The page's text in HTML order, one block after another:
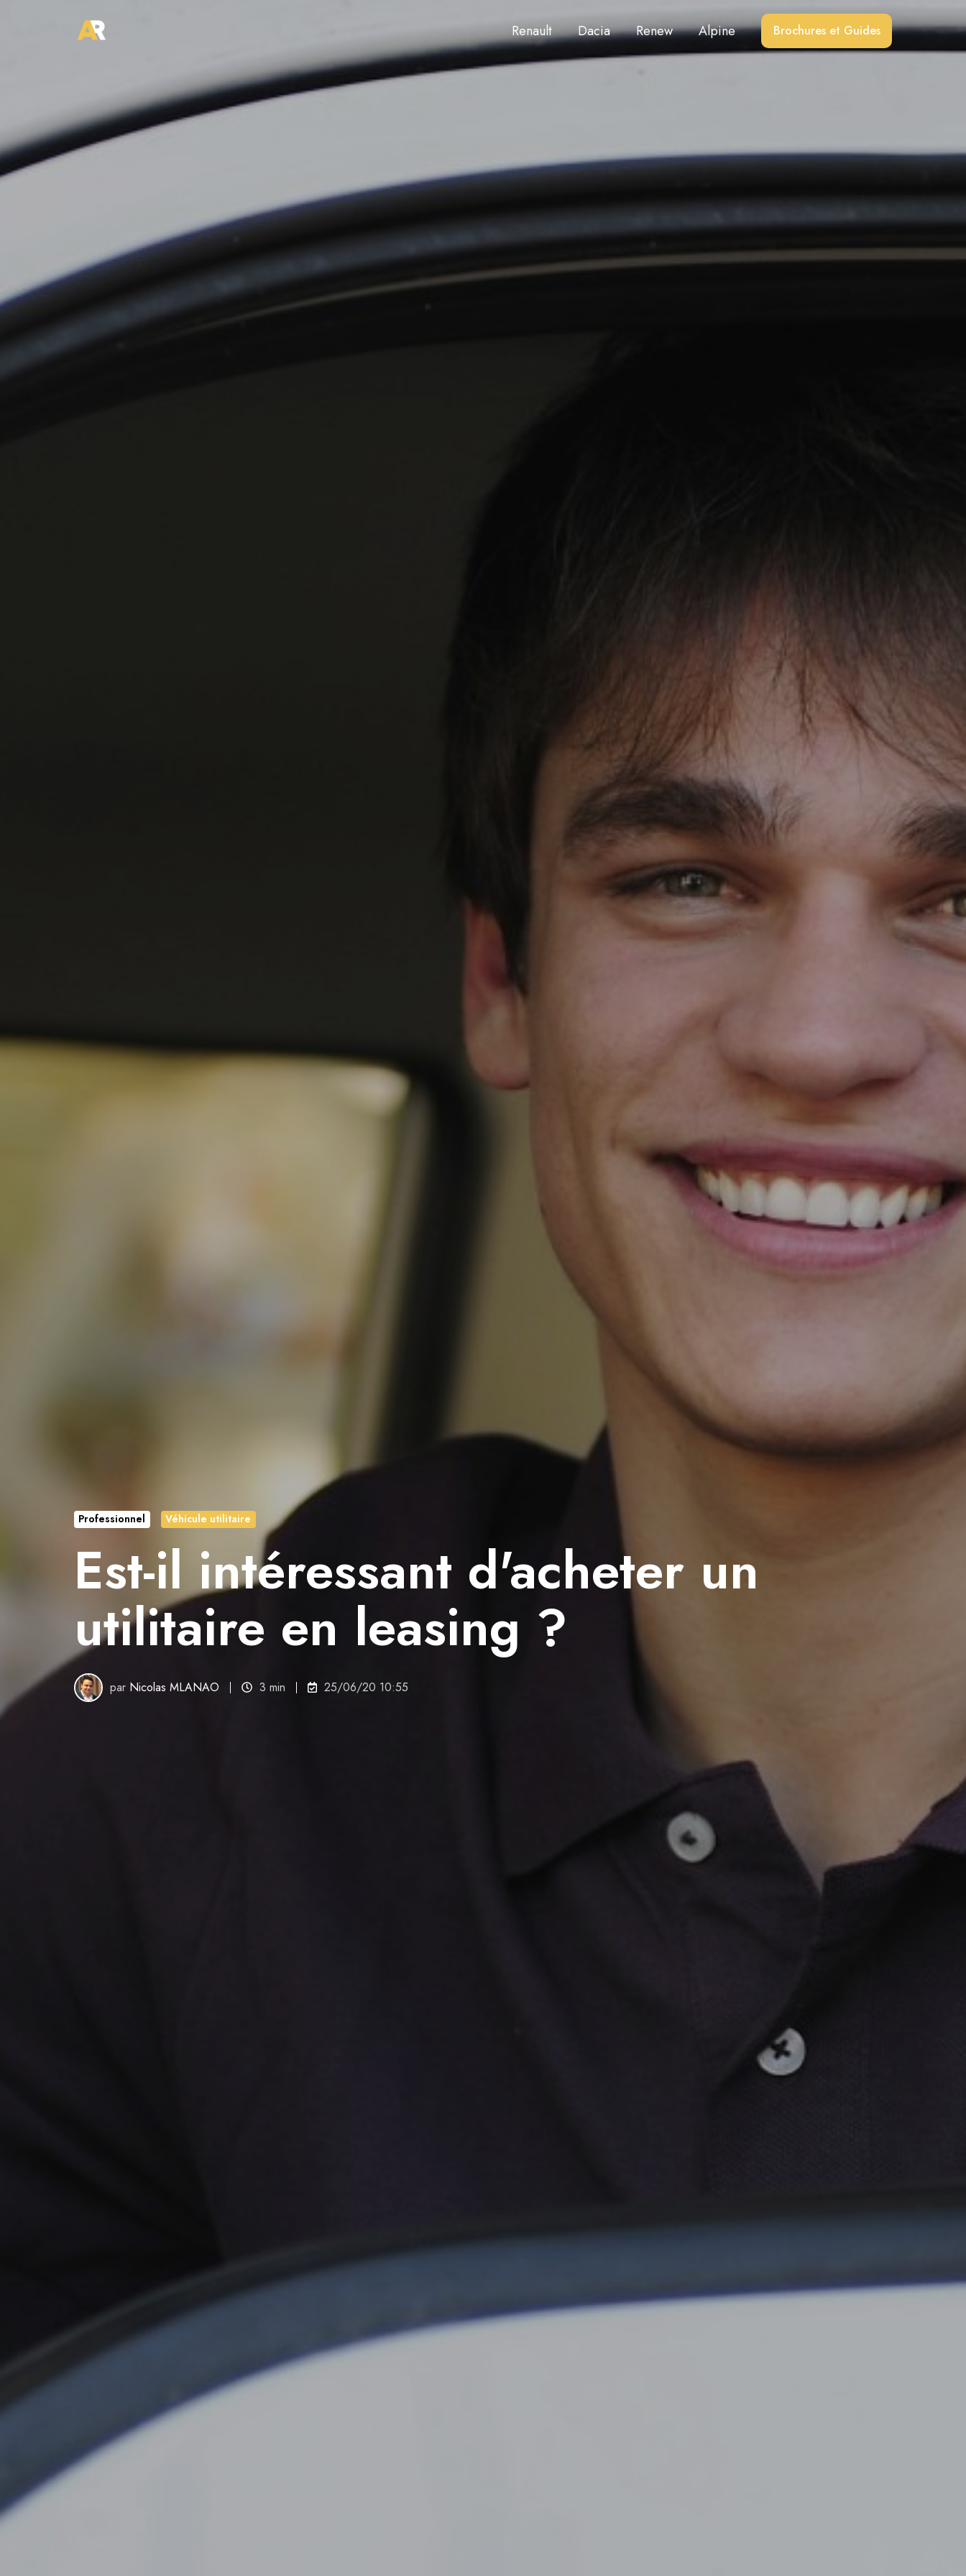
Renault Dacia Renew Alpine Brochures et Guides
Professionnel Véhicule utilitaire
Est-il intéressant d'acheter un
utilitaire en leasing ?
par Nicolas MLANAO 3 min 25/06/20 10:55